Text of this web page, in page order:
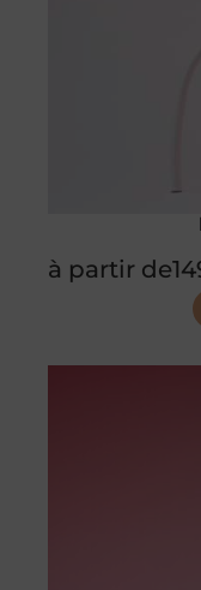
à partir de